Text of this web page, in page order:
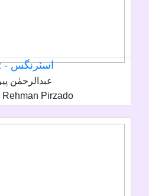
اسٽرنگس - 2022
عبدالرحمٰن
Rehman Pirzado